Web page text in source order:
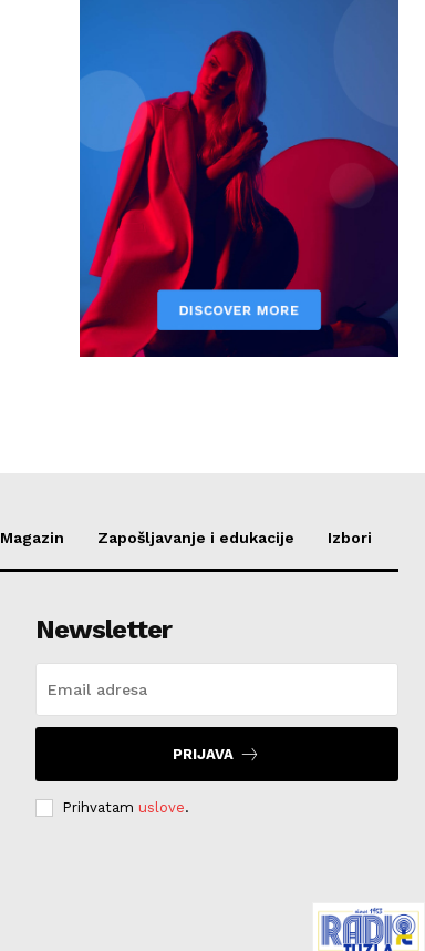
Magazin Zapošljavanje i edukacije Izbori
Newsletter
PRIJAVA
Prihvatam uslove.